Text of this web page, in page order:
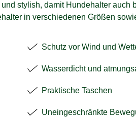
stylish, damit Hundehalter auch
in verschiedenen Größen
Schutz vor Wind und
Wasserdicht und
Praktische Taschen
Uneingeschränkte